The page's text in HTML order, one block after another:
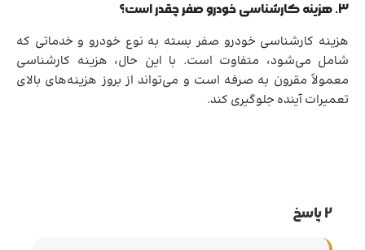
3. هزینه کارشناسی خودرو صفر چقدر است؟
هزینه کارشناسی خودرو صفر بسته به نوع خودرو و خدماتی که
شامل می‌شود، متفاوت است. با این حال، هزینه کارشناسی
معمولاً مقرون به صرفه است و می‌تواند از بروز هزینه‌های بالای
تعمیرات آینده جلوگیری کند.
2 پاسخ